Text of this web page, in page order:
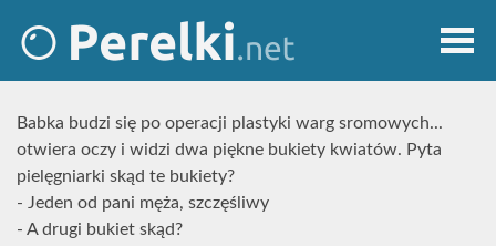
Babka budzi się po operacji plastyki warg sromowych...
otwiera oczy i widzi dwa piękne bukiety kwiatów. Pyta
pielęgniarki skąd te bukiety?
- Jeden od pani męża, szczęśliwy
- A drugi bukiet skąd?